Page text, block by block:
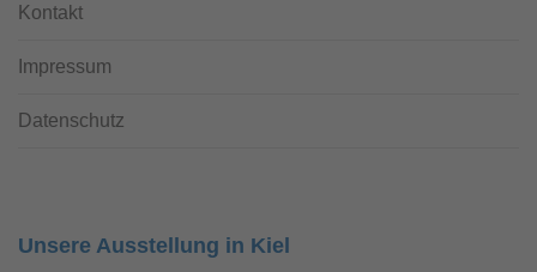
Kontakt
Impressum
Datenschutz
Unsere Ausstellung in Kiel